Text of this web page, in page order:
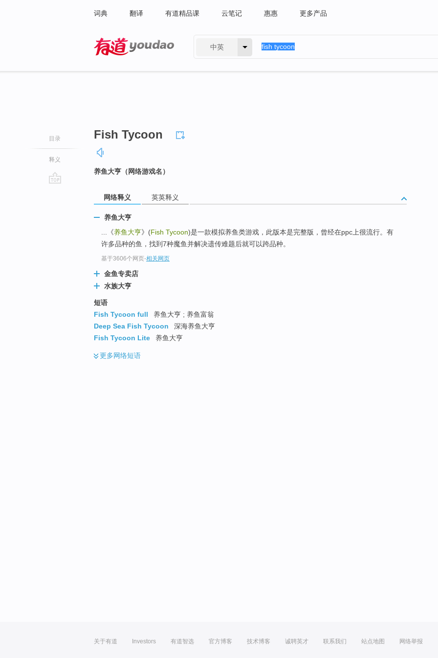
词典 翻译 有道精品课 云笔记 惠惠 更多产品
中英
目录
释义
Fish Tycoon
养鱼大亨（网络游戏名）
网络释义 英英释义
养鱼大亨
... 《养鱼大亨》(Fish Tycoon)是一款模拟养鱼类游戏，此版本是完整版，曾经在ppc上很流行。有
许多品种的鱼，找到7种魔鱼并解决遗传难题后就可以跨品种。
基于3606个网页-相关网页
金鱼专卖店
水族大亨
短语
Fish Tycoon full
养鱼大亨 ; 养鱼富翁
Deep Sea Fish Tycoon
深海养鱼大亨
Fish Tycoon Lite
养鱼大亨
更多网络短语
关于有道 Investors 有道智选 官方博客 技术博客 诚聘英才 联系我们 站点地图 网络举报